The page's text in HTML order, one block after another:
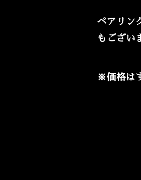
ペアリン
もござい
※価格は